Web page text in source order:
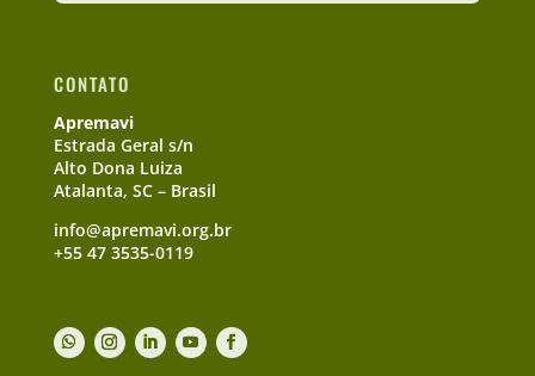
CONTATO
Apremavi
Estrada Geral s/n
Alto Dona Luiza
Atalanta, SC – Brasil
info@apremavi.org.br
+55 47 3535-0119